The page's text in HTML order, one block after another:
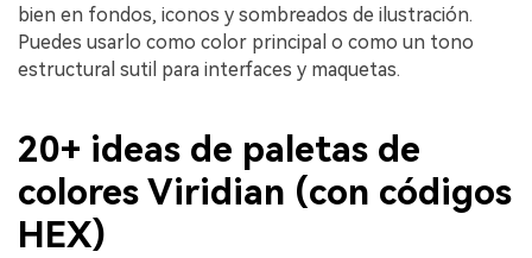
bien en fondos, iconos y sombreados de ilustración.
Puedes usarlo como color principal o como un tono
estructural sutil para interfaces y maquetas.
20+ ideas de paletas de
colores Viridian (con códigos
HEX)